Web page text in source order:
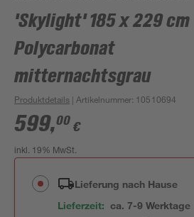
'Skylight' 185 x 229 cm
Polycarbonat
mitternachtsgrau
Produktdetails | Artikelnummer: 10510694
599,00 €
inkl. 19% MwSt.
Lieferung nach Hause
Lieferzeit: ca. 7-9 Werktage